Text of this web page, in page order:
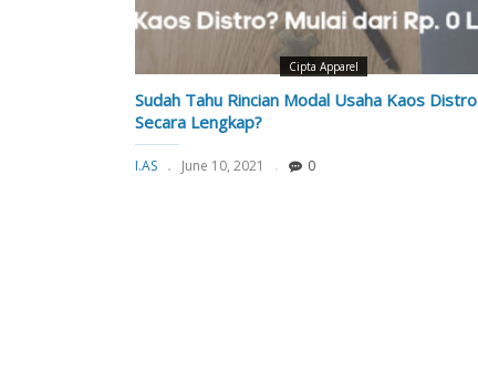
Cipta Apparel
Sudah Tahu Rincian Modal Usaha Kaos Distro
Secara Lengkap?
I.AS June 10, 2021 0